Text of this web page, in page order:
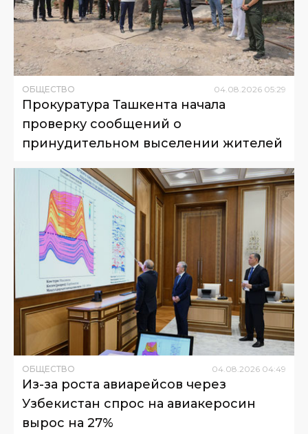
ОБЩЕСТВО 04 08 2026 05:29
Прокуратура Ташкента начала
проверку сообщений о
принудительном выселении жителей
ОБЩЕСТВО 04 08 2026 04:49
Из-за роста авиарейсов через
Узбекистан спрос на авиакеросин
вырос на 27%